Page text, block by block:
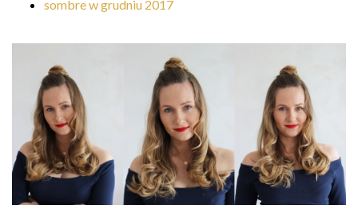
sombre w grudniu 2017